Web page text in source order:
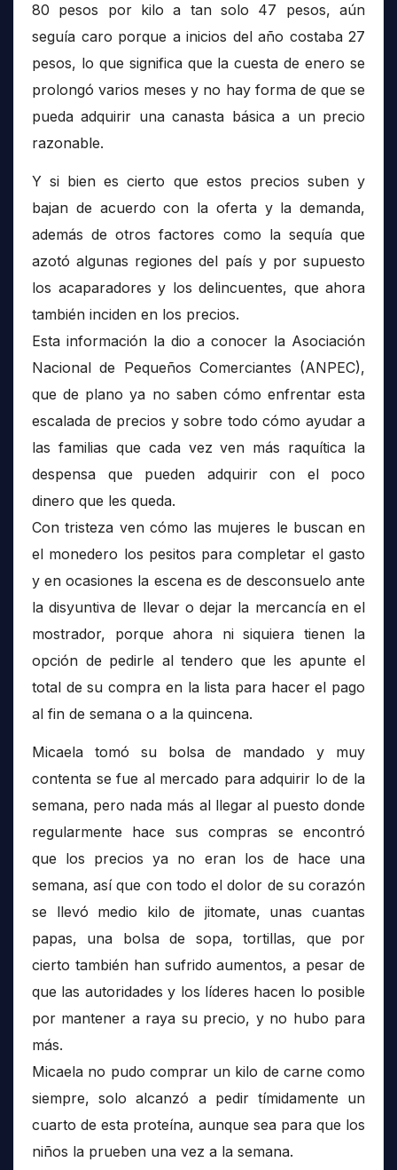
80 pesos por kilo a tan solo 47 pesos, aún
seguía caro porque a inicios del año costaba 27
pesos, lo que significa que la cuesta de enero se
prolongó varios meses y no hay forma de que se
pueda adquirir una canasta básica a un precio
razonable.
Y si bien es cierto que estos precios suben y
bajan de acuerdo con la oferta y la demanda,
además de otros factores como la sequía que
azotó algunas regiones del país y por supuesto
los acaparadores y los delincuentes, que ahora
también inciden en los precios.
Esta información la dio a conocer la Asociación
Nacional de Pequeños Comerciantes (ANPEC),
que de plano ya no saben cómo enfrentar esta
escalada de precios y sobre todo cómo ayudar a
las familias que cada vez ven más raquítica la
despensa que pueden adquirir con el poco
dinero que les queda.
Con tristeza ven cómo las mujeres le buscan en
el monedero los pesitos para completar el gasto
y en ocasiones la escena es de desconsuelo ante
la disyuntiva de llevar o dejar la mercancía en el
mostrador, porque ahora ni siquiera tienen la
opción de pedirle al tendero que les apunte el
total de su compra en la lista para hacer el pago
al fin de semana o a la quincena.
Micaela tomó su bolsa de mandado y muy
contenta se fue al mercado para adquirir lo de la
semana, pero nada más al llegar al puesto donde
regularmente hace sus compras se encontró
que los precios ya no eran los de hace una
semana, así que con todo el dolor de su corazón
se llevó medio kilo de jitomate, unas cuantas
papas, una bolsa de sopa, tortillas, que por
cierto también han sufrido aumentos, a pesar de
que las autoridades y los líderes hacen lo posible
por mantener a raya su precio, y no hubo para
más.
Micaela no pudo comprar un kilo de carne como
siempre, solo alcanzó a pedir tímidamente un
cuarto de esta proteína, aunque sea para que los
niños la prueben una vez a la semana.